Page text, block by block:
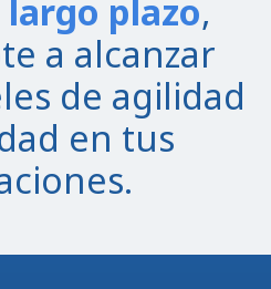
plazo,
a alcanzar
de agilidad
en tus